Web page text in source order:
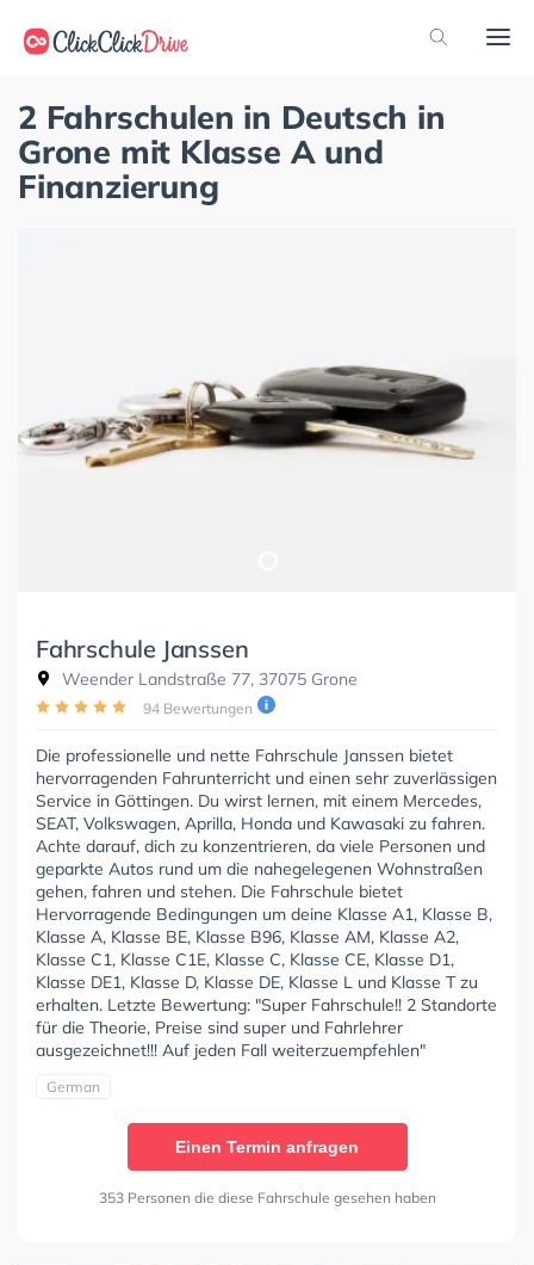
2 Fahrschulen in Deutsch in
Grone mit Klasse A und
Finanzierung
Fahrschule Janssen
Weender Landstraße 77, 37075 Grone
94 Bewertungen
Die professionelle und nette Fahrschule Janssen bietet
hervorragenden Fahrunterricht und einen sehr zuverlässigen
Service in Göttingen. Du wirst lernen, mit einem Mercedes,
SEAT, Volkswagen, Aprilla, Honda und Kawasaki zu fahren.
Achte darauf, dich zu konzentrieren, da viele Personen und
geparkte Autos rund um die nahegelegenen Wohnstraßen
gehen, fahren und stehen. Die Fahrschule bietet
Hervorragende Bedingungen um deine Klasse A1, Klasse B,
Klasse A, Klasse BE, Klasse B96, Klasse AM, Klasse A2,
Klasse C1, Klasse C1E, Klasse C, Klasse CE, Klasse D1,
Klasse DE1, Klasse D, Klasse DE, Klasse L und Klasse T zu
erhalten. Letzte Bewertung: "Super Fahrschule!! 2 Standorte
für die Theorie, Preise sind super und Fahrlehrer
ausgezeichnet!!! Auf jeden Fall weiterzuempfehlen"
German
Einen Termin anfragen
353 Personen die diese Fahrschule gesehen haben